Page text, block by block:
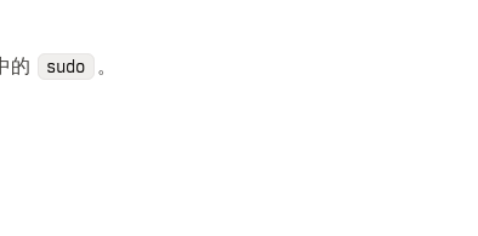
的 sudo 。